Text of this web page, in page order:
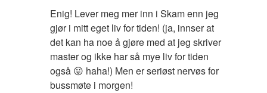
Enig! Lever meg mer inn i Skam enn jeg
gjør i mitt eget liv for tiden! (ja, innser at
det kan ha noe å gjøre med at jeg skriver
master og ikke har så mye liv for tiden
også 😛 haha!) Men er seriøst nervøs for
bussmøte i morgen!